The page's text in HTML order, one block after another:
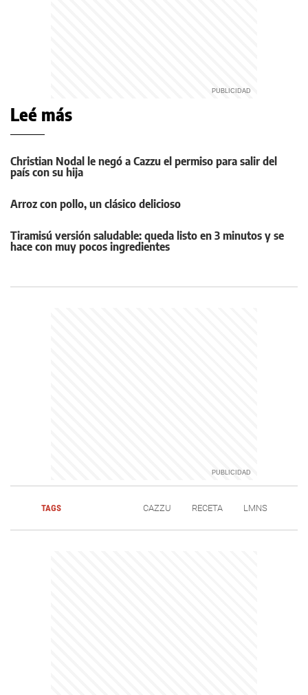
Leé más
Christian Nodal le negó a Cazzu el permiso para salir del
país con su hija
Arroz con pollo, un clásico delicioso
Tiramisú versión saludable: queda listo en 3 minutos y se
hace con muy pocos ingredientes
TAGS CAZZU RECETA LMNS